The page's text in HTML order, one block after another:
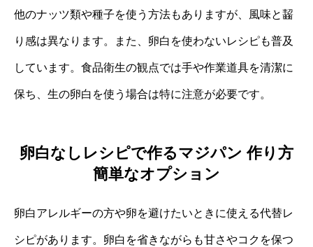
他のナッツ類や種子を使う方法もありますが、風味と齧
り感は異なります。また、卵白を使わないレシピも普及
しています。食品衛生の観点では手や作業道具を清潔に
保ち、生の卵白を使う場合は特に注意が必要です。
卵白なしレシピで作るマジパン 作り方
簡単なオプション
卵白アレルギーの方や卵を避けたいときに使える代替レ
シピがあります。卵白を省きながらも甘さやコクを保つ